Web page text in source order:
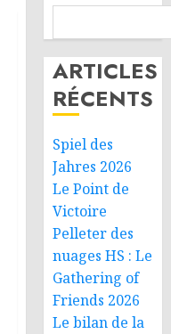
ARTICLES
RÉCENTS
Spiel des
Jahres 2026
Le Point de
Victoire
Pelleter des
nuages HS : Le
Gathering of
Friends 2026
Le bilan de la